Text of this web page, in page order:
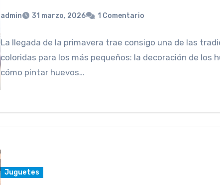
admin 31 marzo, 2026 1 Comentario
La llegada de la primavera trae consigo una de las
coloridas para los más pequeños: la decoración de los
cómo pintar huevos…
Juguetes